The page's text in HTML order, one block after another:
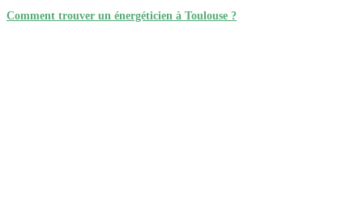
Comment trouver un énergéticien à Toulouse ?